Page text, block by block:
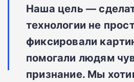
Наша цель —
технологии не
фиксировали
помогали людям
признание. Мы